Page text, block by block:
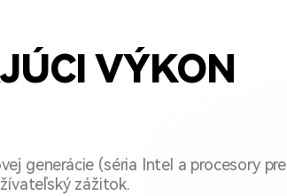
VÝKON
generácie (séria Intel a procesory pre
zážitok.